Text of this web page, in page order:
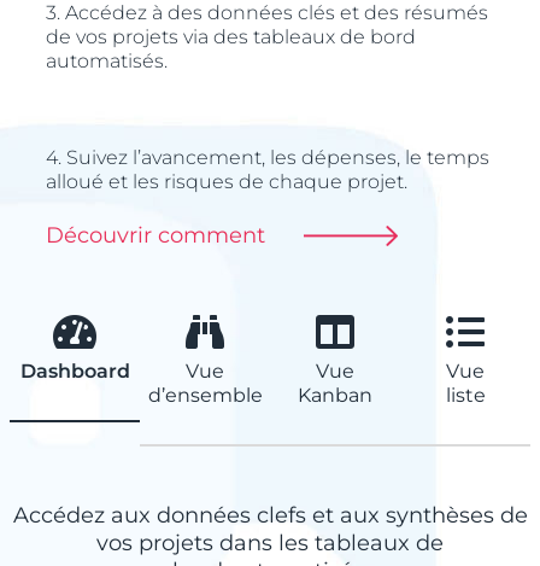
3. Accédez à des données clés et des résumés
de vos projets via des tableaux de bord
automatisés.
4. Suivez l’avancement, les dépenses, le temps
alloué et les risques de chaque projet.
Découvrir comment
Yookkan, logiciel PPM français, est
un outil de gestion de projet
essentiel pour identifier les actions
et tâches à mettre en place par
projet (alternative Ms Project).
pour suivre les campagnes
marketing de nos différents clients.
Dashboard
Vue
d’ensemble
Vue
Kanban
Vue
liste
Accédez aux données clefs et aux synthèses de
vos projets dans les tableaux de